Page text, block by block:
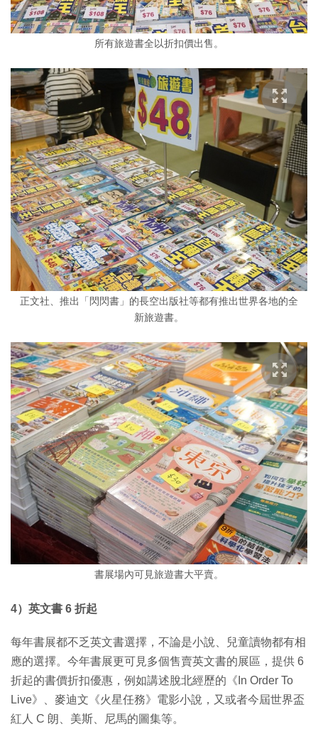
所有旅遊書全以折扣價出售。
正文社、推出「閃閃書」的長空出版社等都有推出世界各地的全
新旅遊書。
書展場內可見旅遊書大平賣。
4）英文書 6 折起
每年書展都不乏英文書選擇，不論是小說、兒童讀物都有相
應的選擇。今年書展更可見多個售賣英文書的展區，提供 6
折起的書價折扣優惠，例如講述脫北經歷的《In Order To
Live》、麥迪文《火星任務》電影小說，又或者今屆世界盃
紅人 C 朗、美斯、尼馬的圖集等。